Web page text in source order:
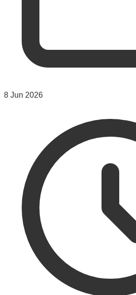
8 Jun 2026